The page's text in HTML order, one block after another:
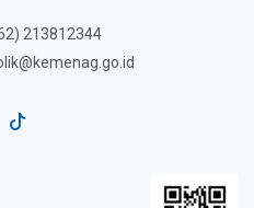
213812344